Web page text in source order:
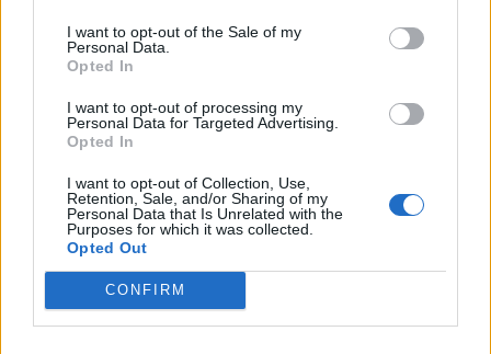
I want to opt-out of the Sale of my
Personal Data.
Opted In
I want to opt-out of processing my
Personal Data for Targeted Advertising.
Opted In
I want to opt-out of Collection, Use,
Retention, Sale, and/or Sharing of my
Personal Data that Is Unrelated with the
Purposes for which it was collected.
Opted Out
CONFIRM
de basis bij FC Barcelona
Servische media vergelijken Ajax-talent Abdellah
Ouazane met Lionel Messi
Ajax zet grote stap richting volgende ronde na
ruime zege op Vojvodina
Dusan Tadic kijkt met bijzondere gevoelens naar
Ajax - Vojvodina
Zo veranderde de relatie tussen Rafael van der